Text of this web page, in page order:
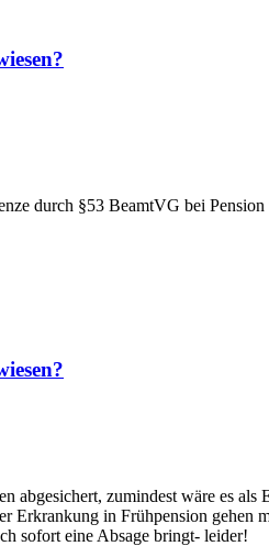
durch §53 BeamtVG bei
abgesichert, zumindest wäre es
in Frühpension
sofort eine Absage bringt- leider!